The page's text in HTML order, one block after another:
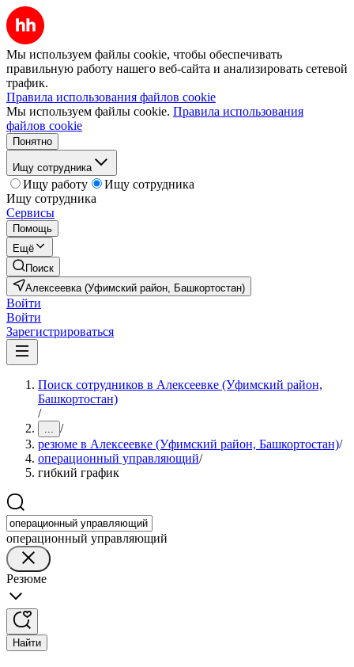
Мы используем файлы cookie, чтобы обеспечивать
правильную работу нашего веб-сайта и анализировать сетевой
трафик.
Правила использования файлов cookie
Мы используем файлы cookie. Правила использования
файлов cookie
Понятно
Ищу сотрудника
Ищу работу
Ищу сотрудника
Ищу сотрудника
Сервисы
Помощь
Ещё
Поиск
Алексеевка (Уфимский район, Башкортостан)
Войти
Войти
Зарегистрироваться
Поиск сотрудников в Алексеевке (Уфимский район,
Башкортостан)
/
... /
резюме в Алексеевке (Уфимский район, Башкортостан)/
операционный управляющий/
гибкий график
операционный управляющий
Резюме
Найти